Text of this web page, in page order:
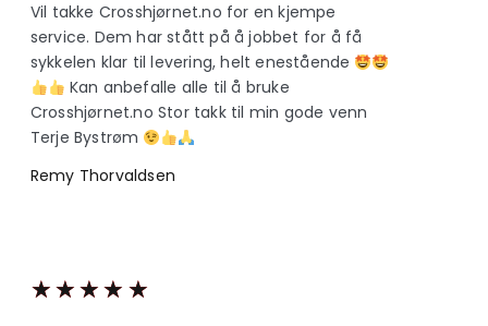
Vil takke Crosshjørnet.no for en kjempe
service. Dem har stått på å jobbet for å få
sykkelen klar til levering, helt enestående
Kan anbefalle alle til å bruke
Crosshjørnet.no Stor takk til min gode venn
Terje Bystrøm
Remy Thorvaldsen
★ ★ ★ ★ ★